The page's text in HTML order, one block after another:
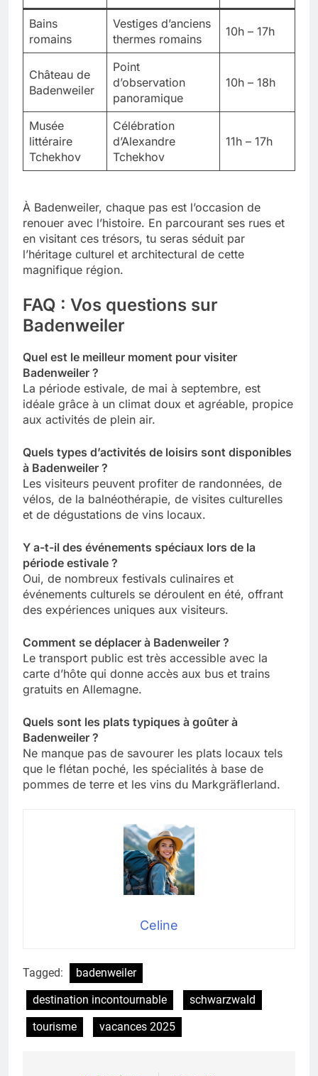
Bains
romains
Vestiges d’anciens
thermes romains
10h – 17h
Château de
Badenweiler
Point
d’observation
panoramique
10h – 18h
Musée
littéraire
Tchekhov
Célébration
d’Alexandre
Tchekhov
11h – 17h
À Badenweiler, chaque pas est l’occasion de
renouer avec l’histoire. En parcourant ses rues et
en visitant ces trésors, tu seras séduit par
l’héritage culturel et architectural de cette
magnifique région.
FAQ : Vos questions sur
Badenweiler
Quel est le meilleur moment pour visiter
Badenweiler ?
La période estivale, de mai à septembre, est
idéale grâce à un climat doux et agréable, propice
aux activités de plein air.
Quels types d’activités de loisirs sont disponibles
à Badenweiler ?
Les visiteurs peuvent profiter de randonnées, de
vélos, de la balnéothérapie, de visites culturelles
et de dégustations de vins locaux.
Y a-t-il des événements spéciaux lors de la
période estivale ?
Oui, de nombreux festivals culinaires et
événements culturels se déroulent en été, offrant
des expériences uniques aux visiteurs.
Comment se déplacer à Badenweiler ?
Le transport public est très accessible avec la
carte d’hôte qui donne accès aux bus et trains
gratuits en Allemagne.
Quels sont les plats typiques à goûter à
Badenweiler ?
Ne manque pas de savourer les plats locaux tels
que le flétan poché, les spécialités à base de
pommes de terre et les vins du Markgräflerland.
Celine
Tagged:
badenweiler
destination incontournable
schwarzwald
tourisme
vacances 2025